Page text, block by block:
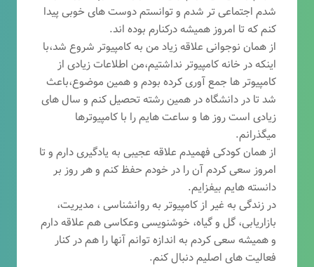
شدم اجتماعی تر شدم و توانستم دوست های خوبی پیدا
کنم که تا امروز همیشه درکنارم بوده اند.
از همان نوجوانی علاقه زیاد من به کامپیوتر شروع شد،با
اینکه در خانه کامپیوتر نداشتیم،من اطلاعات زیادی از
کامپیوتر ها جمع آوری کرده بودم و همین موضوع،باعث
شد تا در دانشگاه در همین رشته تحصیل کنم و سال های
زیادی است روز ها و ساعت هایم را با کامپیوترها
میگذرانم.
از همان کودکی فهمیدم علاقه عجیبی به یادگیری دارم و تا
امروز سعی کردم آن را در خودم حفظ کنم و هر روز بر
دانسته هایم بیفزایم.
در زندگی به غیر از کامپیوتر به روانشناسی ، مدیریت،
بازاریابی، گل و گیاه، خوشنویسی وعکاسی هم علاقه دارم
و همیشه سعی کردم به اندازه توانم آنها را هم در کنار
فعالیت های اصلیم دنبال کنم.